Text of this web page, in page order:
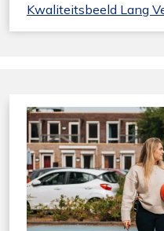
Kwaliteitsbeeld Lang